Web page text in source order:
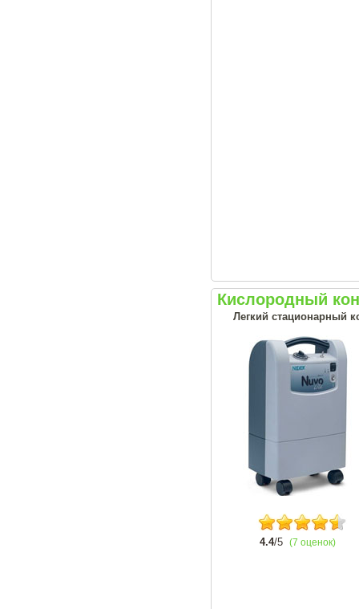
Кислородный
Легкий стационарный
4.4/5 (7 оценок)